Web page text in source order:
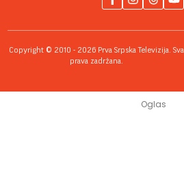
Copyright © 2010 - 2026 Prva Srpska Televizija. Sva
prava zadržana.